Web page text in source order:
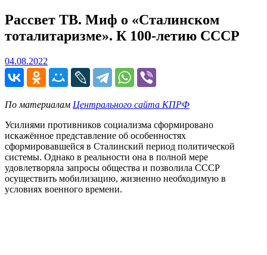
Рассвет ТВ. Миф о «Сталинском
тоталитаризме». К 100-летию СССР
04.08.2022
По материалам Центрального сайта КПРФ
Усилиями противников социализма сформировано
искажённое представление об особенностях
сформировавшейся в Сталинский период политической
системы. Однако в реальности она в полной мере
удовлетворяла запросы общества и позволила СССР
осуществить мобилизацию, жизненно необходимую в
условиях военного времени.